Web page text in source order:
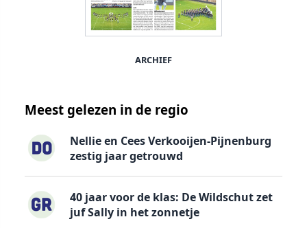
ARCHIEF
Meest gelezen in de regio
Nellie en Cees Verkooijen-Pijnenburg
zestig jaar getrouwd
40 jaar voor de klas: De Wildschut zet
juf Sally in het zonnetje